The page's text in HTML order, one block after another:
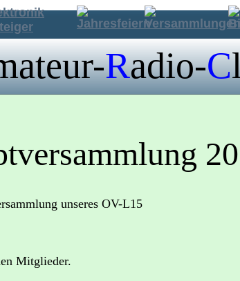
Radio-C
unseres OV-L15
Mitglieder.